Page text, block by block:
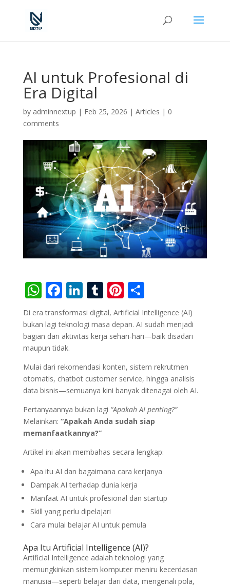
AI untuk Profesional di
Era Digital
by adminnextup | Feb 25, 2026 | Articles | 0
comments
W
h
at
s
A
p
p
F
ac
e
b
o
o
k
Li
n
k
e
n
T
u
m
bl
Pi
nt
er
e
S
h
ar
e
Di era transformasi digital, Artificial Intelligence (AI)
bukan lagi teknologi masa depan. AI sudah menjadi
bagian dari aktivitas kerja sehari-hari—baik disadari
maupun tidak.
Mulai dari rekomendasi konten, sistem rekrutmen
otomatis, chatbot customer service, hingga analisis
data bisnis—semuanya kini banyak ditenagai oleh AI.
Pertanyaannya bukan lagi “Apakah AI penting?”
Melainkan: “Apakah Anda sudah siap
memanfaatkannya?”
Artikel ini akan membahas secara lengkap:
Apa itu AI dan bagaimana cara kerjanya
Dampak AI terhadap dunia kerja
Manfaat AI untuk profesional dan startup
Skill yang perlu dipelajari
Cara mulai belajar AI untuk pemula
Apa Itu Artificial Intelligence (AI)?
Artificial Intelligence adalah teknologi yang
memungkinkan sistem komputer meniru kecerdasan
manusia—seperti belajar dari data, mengenali pola,